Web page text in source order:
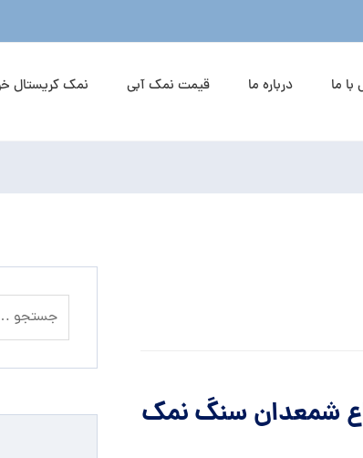
ما درباره ما قیمت نمک آبی نمک کریستال
شمعدان سنگ نمک